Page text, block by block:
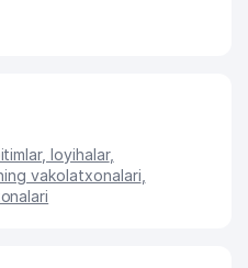
loyihalar,
vakolatxonalari